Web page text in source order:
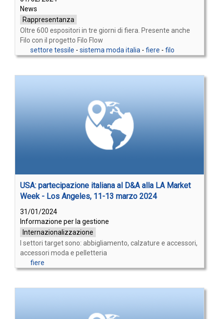
News
Rappresentanza
Oltre 600 espositori in tre giorni di fiera. Presente anche
Filo con il progetto Filo Flow
settore tessile - sistema moda italia - fiere - filo
USA: partecipazione italiana al D&A alla LA Market
Week - Los Angeles, 11-13 marzo 2024
31/01/2024
Informazione per la gestione
Internazionalizzazione
I settori target sono: abbigliamento, calzature e accessori,
accessori moda e pelletteria
fiere